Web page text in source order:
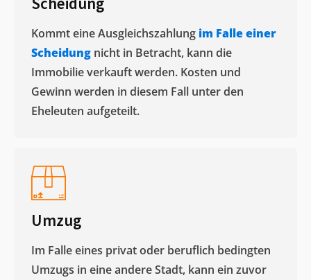
Kommt eine Ausgleichszahlung im Falle einer
Scheidung nicht in Betracht, kann die
Immobilie verkauft werden. Kosten und
Gewinn werden in diesem Fall unter den
Eheleuten aufgeteilt.​
Umzug
Im Falle eines privat oder beruflich bedingten
Umzugs in eine andere Stadt, kann ein zuvor